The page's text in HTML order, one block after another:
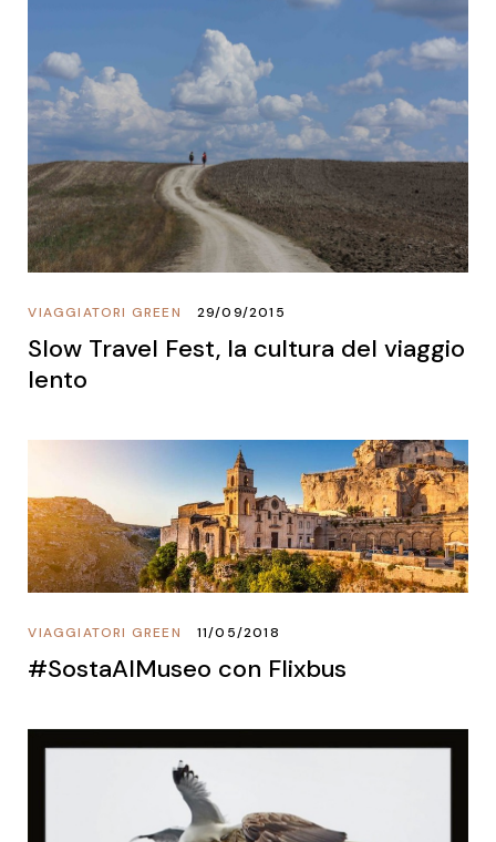
VIAGGIATORI GREEN 29/09/2015
Slow Travel Fest, la cultura del viaggio
lento
VIAGGIATORI GREEN 11/05/2018
#SostaAlMuseo con Flixbus